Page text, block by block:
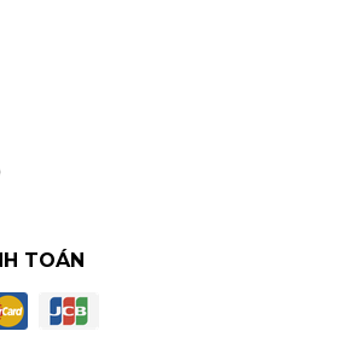
TOÁN